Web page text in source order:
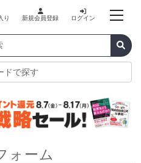
り 新規会員登録 ログイン
ドで探す
ォーム